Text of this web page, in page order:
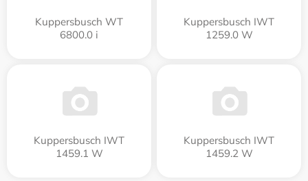
Kuppersbusch WT
6800.0 i
Kuppersbusch IWT
1259.0 W
Kuppersbusch IWT
1459.1 W
Kuppersbusch IWT
1459.2 W